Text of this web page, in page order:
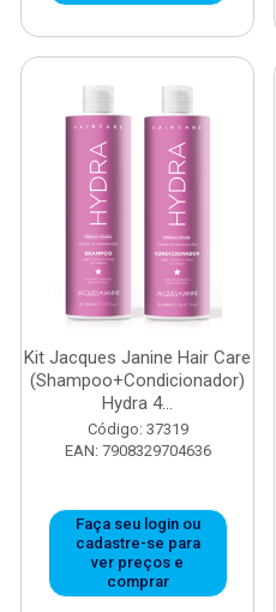
Kit Jacques Janine Hair Care
(Shampoo+Condicionador)
Hydra 4...
Código: 37319
EAN: 7908329704636
Faça seu login ou
cadastre-se para
ver preços e
comprar